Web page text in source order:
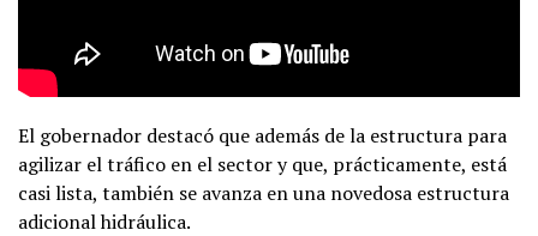
El gobernador destacó que además de la estructura para
agilizar el tráfico en el sector y que, prácticamente, está
casi lista, también se avanza en una novedosa estructura
adicional hidráulica.